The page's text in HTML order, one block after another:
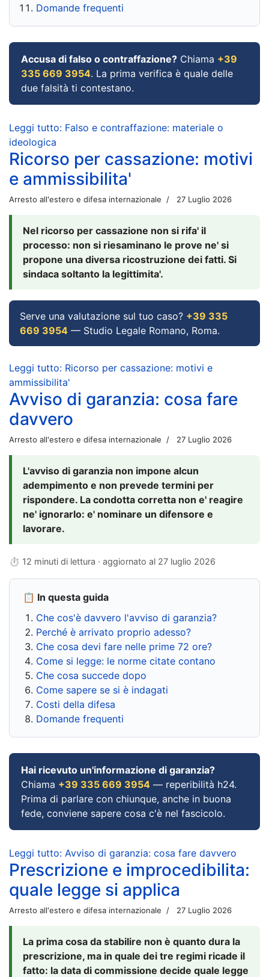
Domande frequenti
Accusa di falso o contraffazione? Chiama +39
335 669 3954. La prima verifica è quale delle
due falsità ti contestano.
Leggi tutto: Falso e contraffazione: materiale o
ideologica
Ricorso per cassazione: motivi
e ammissibilita'
Arresto all'estero e difesa internazionale 27 Luglio 2026
Nel ricorso per cassazione non si rifa' il
processo: non si riesaminano le prove ne' si
propone una diversa ricostruzione dei fatti. Si
sindaca soltanto la legittimita'.
Serve una valutazione sul tuo caso? +39 335
669 3954 — Studio Legale Romano, Roma.
Leggi tutto: Ricorso per cassazione: motivi e
ammissibilita'
Avviso di garanzia: cosa fare
davvero
Arresto all'estero e difesa internazionale 27 Luglio 2026
L'avviso di garanzia non impone alcun
adempimento e non prevede termini per
rispondere. La condotta corretta non e' reagire
ne' ignorarlo: e' nominare un difensore e
lavorare.
⏱ 12 minuti di lettura · aggiornato al 27 luglio 2026
📋 In questa guida
Che cos'è davvero l'avviso di garanzia?
Perché è arrivato proprio adesso?
Che cosa devi fare nelle prime 72 ore?
Come si legge: le norme citate contano
Che cosa succede dopo
Come sapere se si è indagati
Costi della difesa
Domande frequenti
Hai ricevuto un'informazione di garanzia?
Chiama +39 335 669 3954 — reperibilità h24.
Prima di parlare con chiunque, anche in buona
fede, conviene sapere cosa c'è nel fascicolo.
Leggi tutto: Avviso di garanzia: cosa fare davvero
Prescrizione e improcedibilita:
quale legge si applica
Arresto all'estero e difesa internazionale 27 Luglio 2026
La prima cosa da stabilire non è quanto dura la
prescrizione, ma in quale dei tre regimi ricade il
fatto: la data di commissione decide quale legge